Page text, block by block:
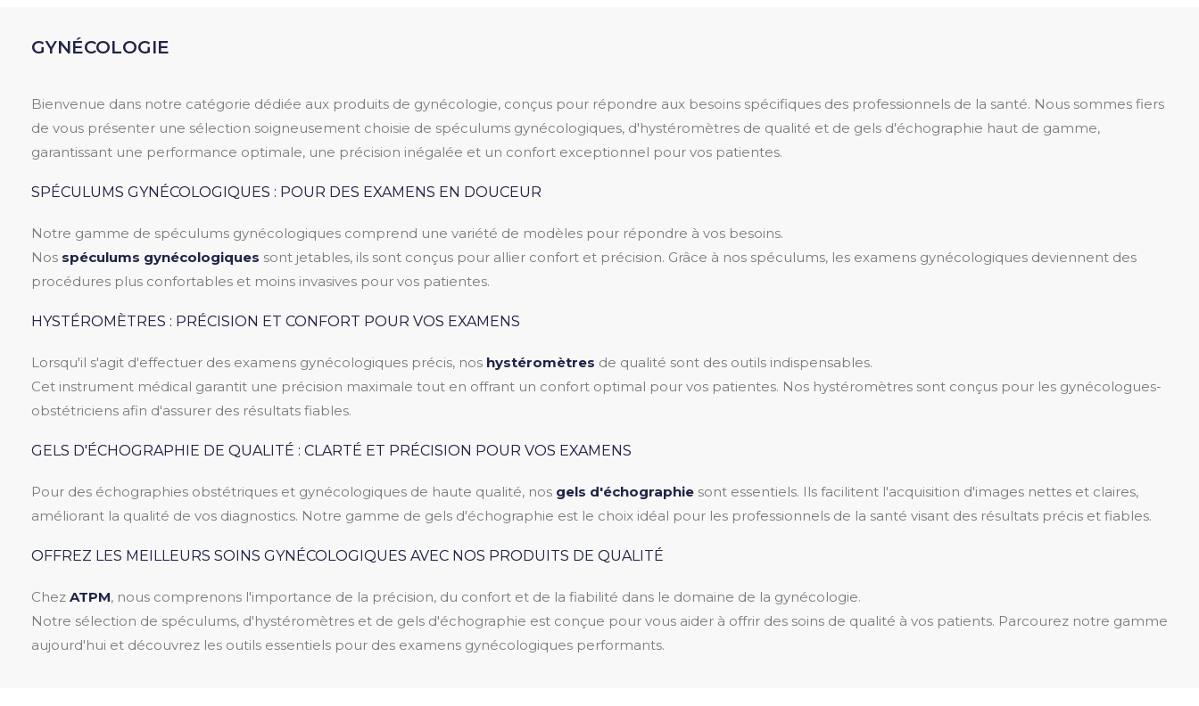
GYNÉCOLOGIE
Bienvenue dans notre catégorie dédiée aux produits de gynécologie, conçus pour répondre aux besoins spécifiques des professionnels de la santé. Nous sommes fiers
de vous présenter une sélection soigneusement choisie de spéculums gynécologiques, d'hystéromètres de qualité et de gels d'échographie haut de gamme,
garantissant une performance optimale, une précision inégalée et un confort exceptionnel pour vos patientes.
SPÉCULUMS GYNÉCOLOGIQUES : POUR DES EXAMENS EN DOUCEUR
Notre gamme de spéculums gynécologiques comprend une variété de modèles pour répondre à vos besoins.
Nos spéculums gynécologiques sont jetables, ils sont conçus pour allier confort et précision. Grâce à nos spéculums, les examens gynécologiques deviennent des
procédures plus confortables et moins invasives pour vos patientes.
HYSTÉROMÈTRES : PRÉCISION ET CONFORT POUR VOS EXAMENS
Lorsqu'il s'agit d'effectuer des examens gynécologiques précis, nos hystéromètres de qualité sont des outils indispensables.
Cet instrument médical garantit une précision maximale tout en offrant un confort optimal pour vos patientes. Nos hystéromètres sont conçus pour les gynécologues-
obstétriciens afin d'assurer des résultats fiables.
GELS D'ÉCHOGRAPHIE DE QUALITÉ : CLARTÉ ET PRÉCISION POUR VOS EXAMENS
Pour des échographies obstétriques et gynécologiques de haute qualité, nos gels d'échographie sont essentiels. Ils facilitent l'acquisition d'images nettes et claires,
améliorant la qualité de vos diagnostics. Notre gamme de gels d'échographie est le choix idéal pour les professionnels de la santé visant des résultats précis et fiables.
OFFREZ LES MEILLEURS SOINS GYNÉCOLOGIQUES AVEC NOS PRODUITS DE QUALITÉ
Chez ATPM, nous comprenons l'importance de la précision, du confort et de la fiabilité dans le domaine de la gynécologie.
Notre sélection de spéculums, d'hystéromètres et de gels d'échographie est conçue pour vous aider à offrir des soins de qualité à vos patients. Parcourez notre gamme
aujourd'hui et découvrez les outils essentiels pour des examens gynécologiques performants.